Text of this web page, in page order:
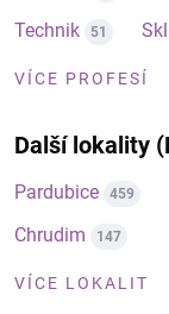
Technik 51
VÍCE PROFESÍ
Další lokality
Pardubice 459
Chrudim 147
VÍCE LOKALIT